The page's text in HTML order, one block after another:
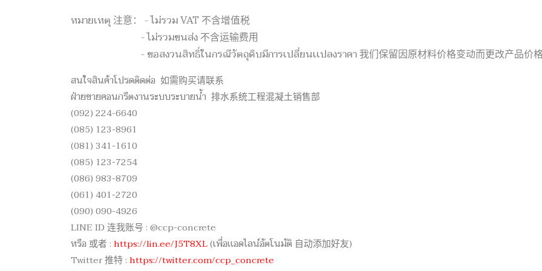
หมายเหตุ 注意： - ไม่รวม VAT 不含增值税
- ไม่รวมขนส่ง 不含运输费用
- ขอสงวนสิทธิ์ในกรณีวัตถุดิบมีการเปลี่ยนเเปลงราคา 我们保留因原材料价格变动而更改产品价格
สนใจสินค้าโปรดติดต่อ 如需购买请联系
ฝ่ายขายคอนกรีตงานระบบระบายน้ำ 排水系统工程混凝土销售部
(092) 224-6640
(085) 123-8961
(081) 341-1610
(085) 123-7254
(086) 983-8709
(061) 401-2720
(090) 090-4926
LINE ID 连我账号 : @ccp-concrete
หรือ 或者 :https://lin.ee/J5T8XL(เพื่อเเอดไลน์อัตโนมัติ 自动添加好友)
Twitter 推特 :https://twitter.com/ccp_concrete